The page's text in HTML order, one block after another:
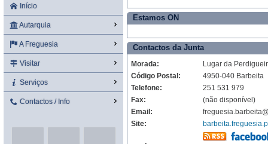
Início
Autarquia
A Freguesia
Visitar
Serviços
Contactos / Info
Estamos ON
Contactos da Junta
Morada:
Lugar da
Código Postal:
4950-040 Barbeita
Telefone:
251 531 979
Fax:
(não disponível)
Email:
Site: